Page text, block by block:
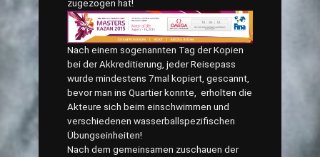
zugezogen hat!
Nach einem sogenannten Tag der Kopien
bei der Akkreditierung, jeder Reisepass
wurde mindestens 7mal kopiert, gescannt,
bevor man ins Quartier konnte, erholten die
Akteure sich beim einschwimmen und
verschiedenen wasserballspezifischen
Übungseinheiten!
Nach dem gemeinsamen zuschauen der